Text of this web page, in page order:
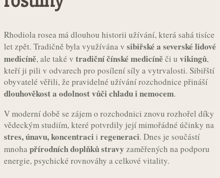
Rhodiola rosea má dlouhou historii užívání, která sahá tisíce
let zpět. Tradičně byla využívána v sibiřské a severské lidové
medicíně, ale také v tradiční čínské medicíně či u vikingů,
kteří ji pili v odvarech pro posílení síly a vytrvalosti. Sibiřští
obyvatelé věřili, že pravidelné užívání rozchodnice přináší
dlouhověkost a odolnost vůči chladu i nemocem.
V moderní době se zájem o rozchodnici znovu rozhořel díky
vědeckým studiím, které potvrdily její mimořádné účinky na
stres, únavu, koncentraci i regeneraci. Dnes je součástí
mnohapřírodních doplňků stravy zaměřených na podporu
energie, psychické rovnováhy a celkové vitality.